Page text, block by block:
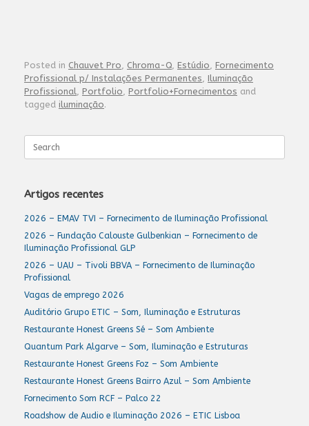
Posted in Chauvet Pro Chroma-Q Estúdio Fornecimento
Profissional p/ Instalações Permanentes Iluminação
Profissional Portfolio Portfolio+Fornecimentos and
tagged iluminação.
Search
for:
Artigos recentes
2026 – EMAV TVI – Fornecimento de Iluminação Profissional
2026 – Fundação Calouste Gulbenkian – Fornecimento de
Iluminação Profissional GLP
2026 – UAU – Tivoli BBVA – Fornecimento de Iluminação
Profissional
Vagas de emprego 2026
Auditório Grupo ETIC – Som, Iluminação e Estruturas
Restaurante Honest Greens Sé – Som Ambiente
Quantum Park Algarve – Som, Iluminação e Estruturas
Restaurante Honest Greens Foz – Som Ambiente
Restaurante Honest Greens Bairro Azul – Som Ambiente
Fornecimento Som RCF – Palco 22
Roadshow de Audio e Iluminação 2026 – ETIC Lisboa